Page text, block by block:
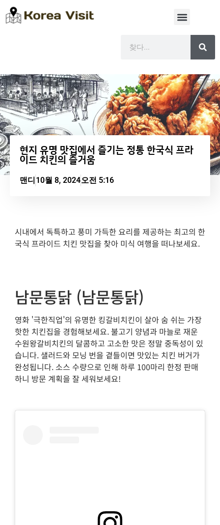
현지 유명 맛집에서 즐기는 정통 한국식 프라
이드 치킨의 즐거움
맨디 10월 8, 2024오전 5:16
시내에서 독특하고 풍미 가득한 요리를 제공하는 최고의 한
국식 프라이드 치킨 맛집을 찾아 미식 여행을 떠나보세요.
남문통닭 (남문통닭)
영화 '극한직업'의 유명한 킹갈비치킨이 살아 숨 쉬는 가장
핫한 치킨집을 경험해보세요. 불고기 양념과 마늘로 재운
수원왕갈비치킨의 달콤하고 고소한 맛은 정말 중독성이 있
습니다. 샐러드와 모닝 번을 곁들이면 맛있는 치킨 버거가
완성됩니다. 소스 수량으로 인해 하루 100마리 한정 판매
하니 방문 계획을 잘 세워보세요!